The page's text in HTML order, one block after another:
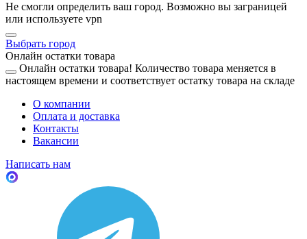
Не смогли определить ваш город. Возможно вы заграницей
или используете vpn
Выбрать город
Онлайн остатки товара
Онлайн остатки товара! Количество товара меняется в
настоящем времени и соответствует остатку товара на складе
О компании
Оплата и доставка
Контакты
Вакансии
Написать нам